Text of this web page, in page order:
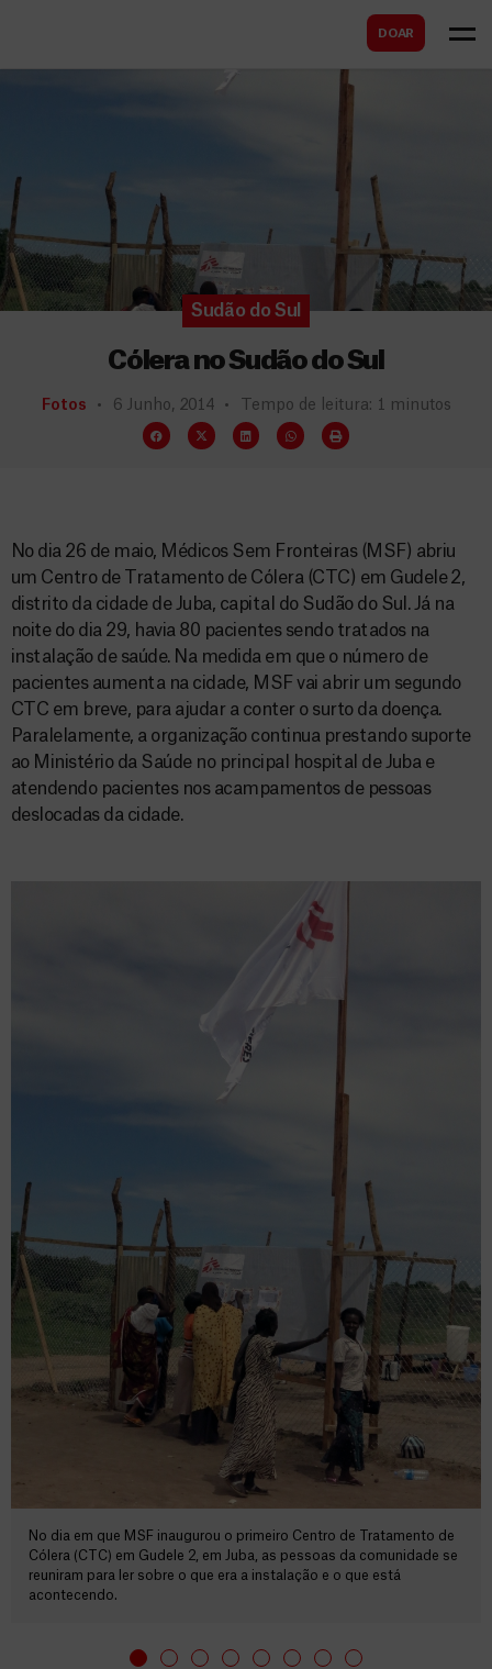
DOAR
Sudão do Sul
Cólera no Sudão do Sul
Fotos 6 Junho, 2014 Tempo de leitura: 1 minutos
No dia 26 de maio, Médicos Sem Fronteiras (MSF) abriu
um Centro de Tratamento de Cólera (CTC) em Gudele 2,
distrito da cidade de Juba, capital do Sudão do Sul. Já na
noite do dia 29, havia 80 pacientes sendo tratados na
instalação de saúde. Na medida em que o número de
pacientes aumenta na cidade, MSF vai abrir um segundo
CTC em breve, para ajudar a conter o surto da doença.
Paralelamente, a organização continua prestando suporte
ao Ministério da Saúde no principal hospital de Juba e
atendendo pacientes nos acampamentos de pessoas
deslocadas da cidade.
No dia em que MSF inaugurou o primeiro Centro de Tratamento de
Cólera (CTC) em Gudele 2, em Juba, as pessoas da comunidade se
reuniram para ler sobre o que era a instalação e o que está
acontecendo.